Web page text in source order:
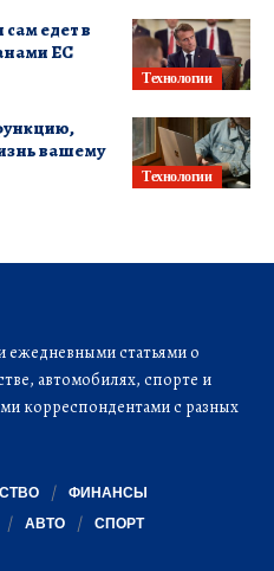
Технологии
сам едет в
ЕС
Технологии
вашему
ежедневными статьями о
автомобилях, спорте и
корреспондентами с разных
ФИНАНСЫ
АВТО СПОРТ